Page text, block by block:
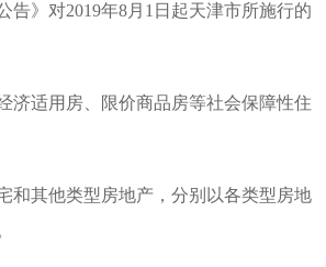
告》对2019年8月1日起天津市所施行的
适用房、限价商品房等社会保障性住
其他类型房地产，分别以各类型房地